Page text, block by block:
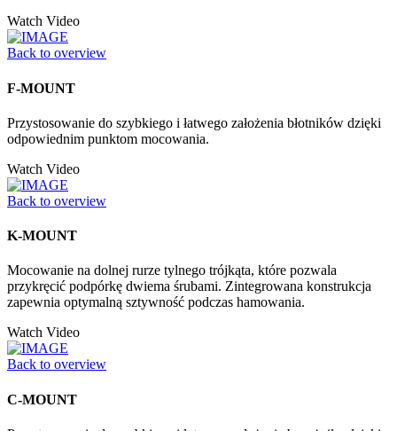
Watch Video
Back to overview
F-MOUNT
Przystosowanie do szybkiego i łatwego założenia błotników dzięki
odpowiednim punktom mocowania.
Watch Video
Back to overview
K-MOUNT
Mocowanie na dolnej rurze tylnego trójkąta, które pozwala
przykręcić podpórkę dwiema śrubami. Zintegrowana konstrukcja
zapewnia optymalną sztywność podczas hamowania.
Watch Video
Back to overview
C-MOUNT